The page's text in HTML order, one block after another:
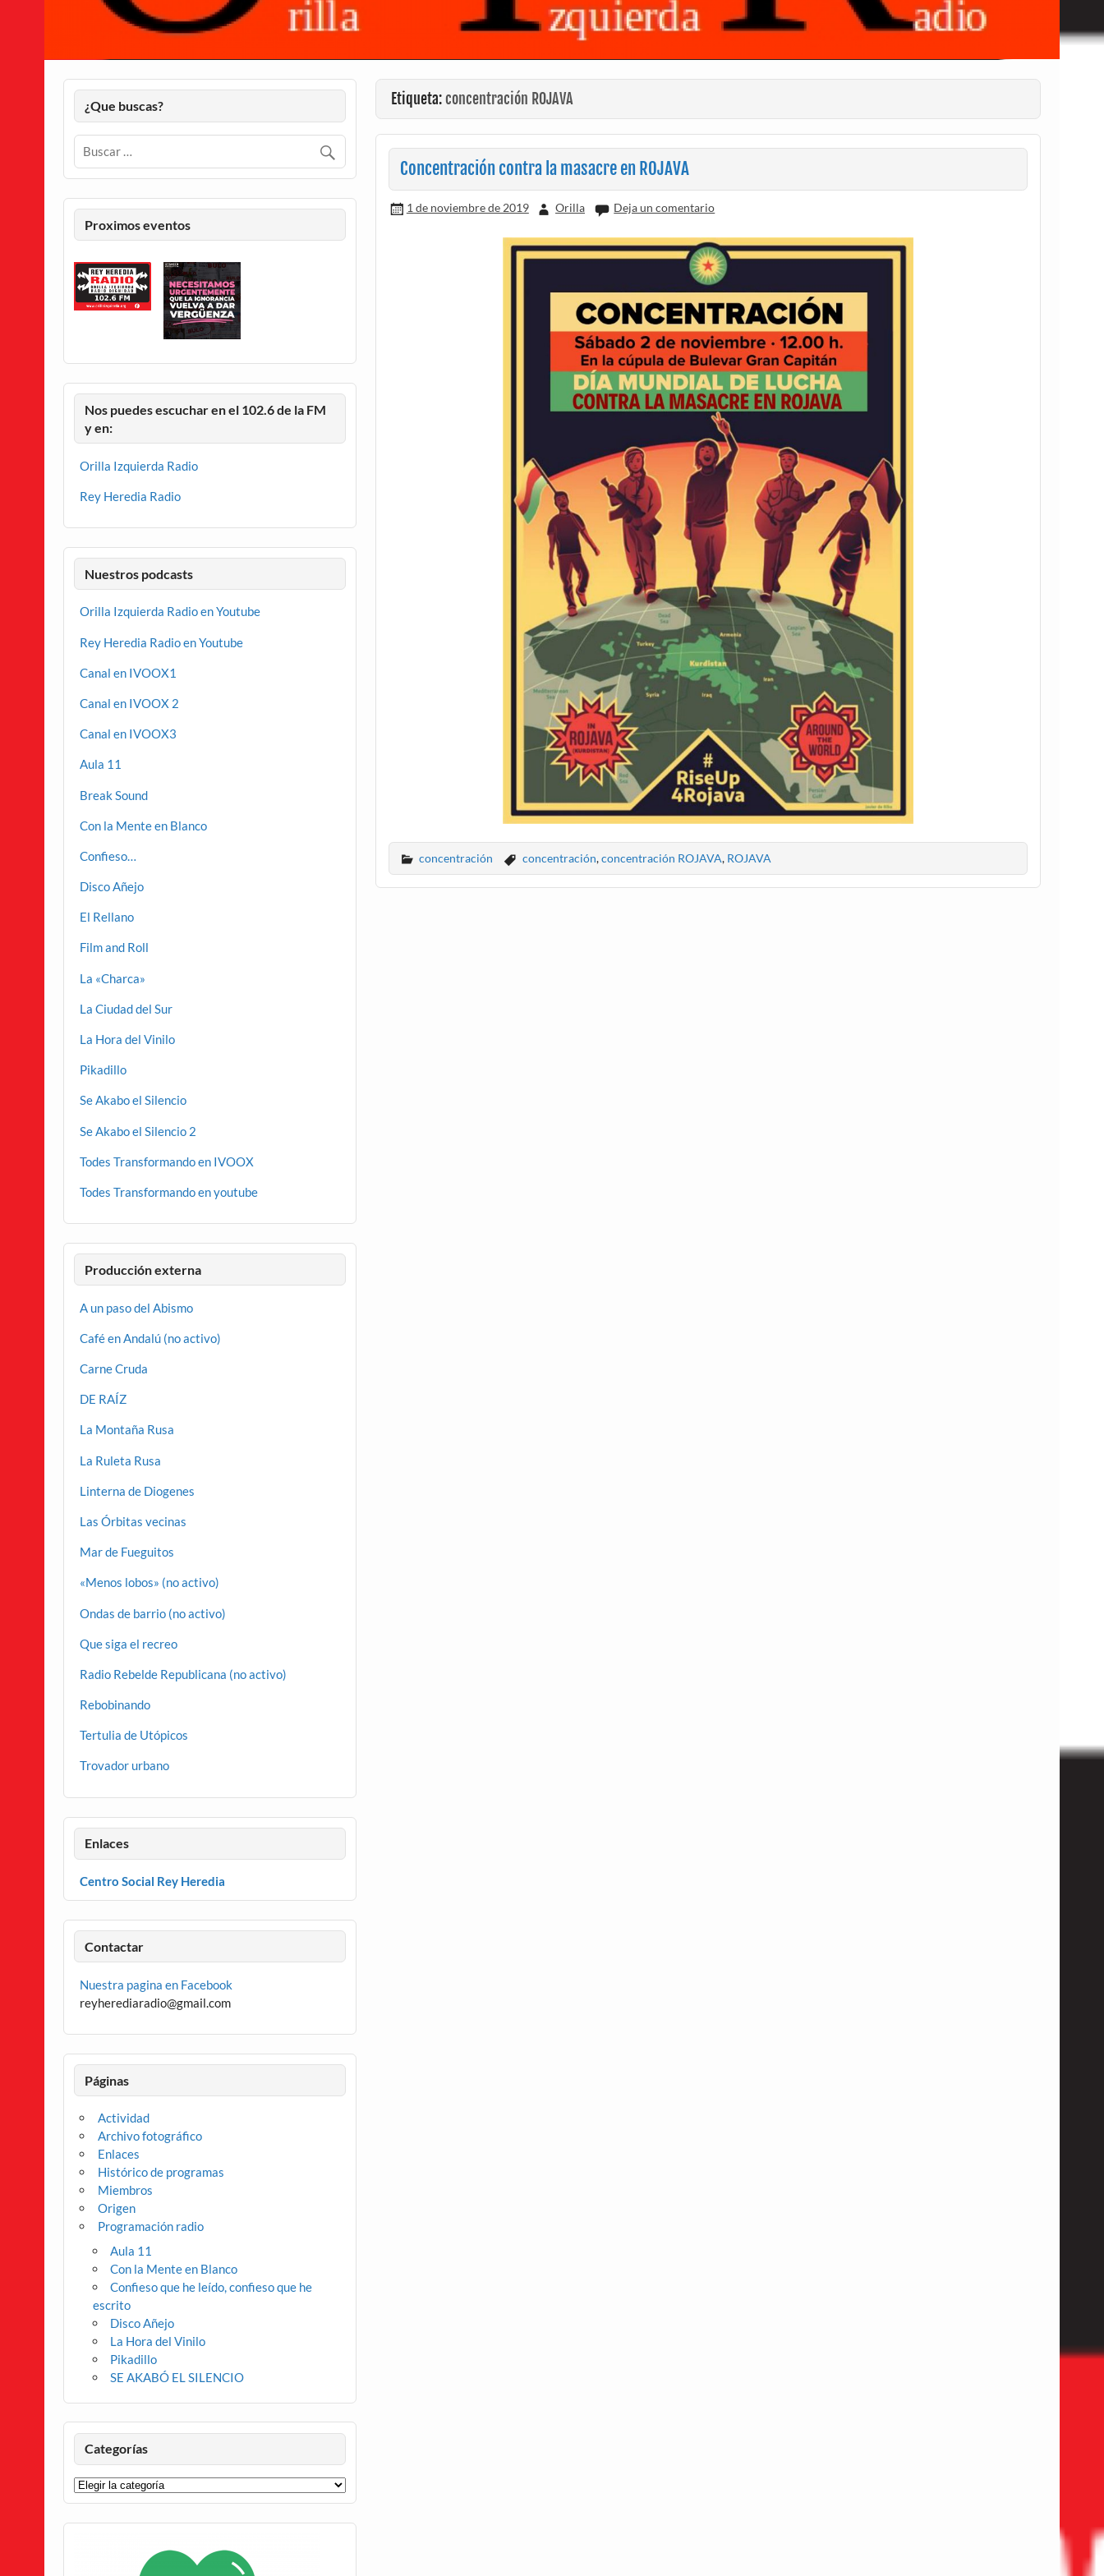
Etiqueta:concentración ROJAVA
Concentración contra la masacre en ROJAVA
1 de noviembre de 2019 Orilla Deja un comentario
concentración concentración,concentración ROJAVA, ROJAVA
¿Que buscas?
Proximos eventos
Nos puedes escuchar en el 102.6 de la FM
y en:
Orilla Izquierda Radio
Rey Heredia Radio
Nuestros podcasts
Orilla Izquierda Radio en Youtube
Rey Heredia Radio en Youtube
Canal en IVOOX1
Canal en IVOOX 2
Canal en IVOOX3
Aula 11
Break Sound
Con la Mente en Blanco
Confieso…
Disco Añejo
El Rellano
Film and Roll
La «Charca»
La Ciudad del Sur
La Hora del Vinilo
Pikadillo
Se Akabo el Silencio
Se Akabo el Silencio 2
Todes Transformando en IVOOX
Todes Transformando en youtube
Producción externa
A un paso del Abismo
Café en Andalú (no activo)
Carne Cruda
DE RAÍZ
La Montaña Rusa
La Ruleta Rusa
Linterna de Diogenes
Las Órbitas vecinas
Mar de Fueguitos
«Menos lobos» (no activo)
Ondas de barrio (no activo)
Que siga el recreo
Radio Rebelde Republicana (no activo)
Rebobinando
Tertulia de Utópicos
Trovador urbano
Enlaces
Centro Social Rey Heredia
Contactar
Nuestra pagina en Facebook
reyherediaradio@gmail.com
Páginas
Actividad
Archivo fotográfico
Enlaces
Histórico de programas
Miembros
Origen
Programación radio
Aula 11
Con la Mente en Blanco
Confieso que he leído, confieso que he
escrito
Disco Añejo
La Hora del Vinilo
Pikadillo
SE AKABÓ EL SILENCIO
Categorías
Categorías